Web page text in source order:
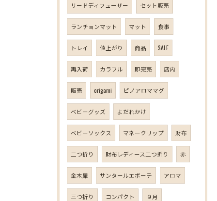
リードディフューザー セット販売
ランチョンマット マット 食事
トレイ 値上がり 商品 SALE
再入荷 カラフル 即完売 店内
販売 origami ピノアロママグ
ベビーグッズ よだれかけ
ベビーソックス マネークリップ 財布
二つ折り 財布レディース二つ折り 赤
金木犀 サンタールエボーテ アロマ
三つ折り コンパクト ９月